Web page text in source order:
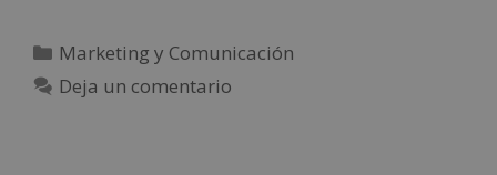
Marketing y Comunicación
Deja un comentario